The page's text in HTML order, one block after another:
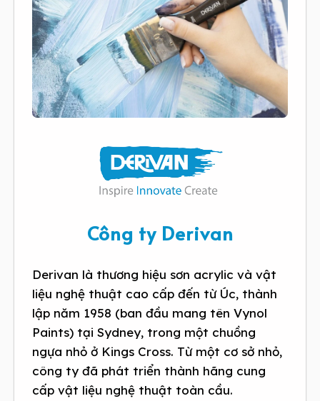
Công ty Derivan
Derivan là thương hiệu sơn acrylic và vật
liệu nghệ thuật cao cấp đến từ Úc, thành
lập năm 1958 (ban đầu mang tên Vynol
Paints) tại Sydney, trong một chuồng
ngựa nhỏ ở Kings Cross. Từ một cơ sở nhỏ,
công ty đã phát triển thành hãng cung
cấp vật liệu nghệ thuật toàn cầu.